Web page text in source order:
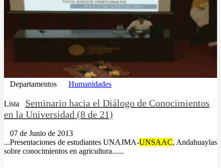
Departamentos Humanidades
Lista
Seminario hacia el Diálogo de Conocimientos
en la Universidad (8 de 21)
07 de Junio de 2013
...Presentaciones de estudiantes UNAJMA-UNSAAC, Andahuaylas
sobre conocimientos en agricultura......